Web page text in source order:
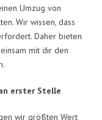
Umzug von
Wir wissen, dass
Daher bieten
mit dir den
erster Stelle
wir größten Wert